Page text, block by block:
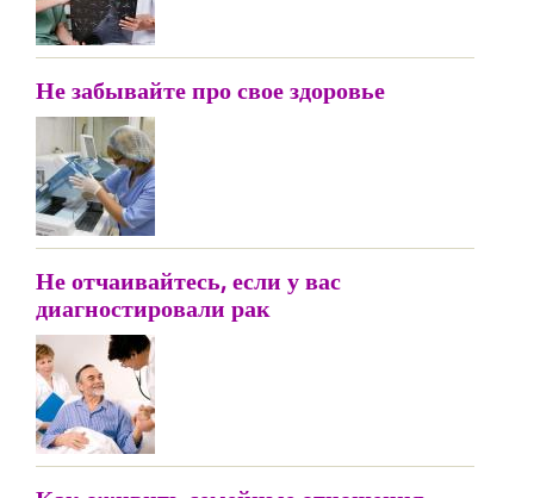
Не забывайте про свое здоровье
Не отчаивайтесь, если у вас
диагностировали рак